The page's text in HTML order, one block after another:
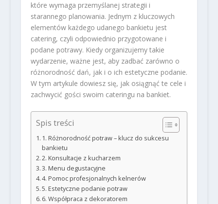
które wymaga przemyślanej strategii i
starannego planowania. Jednym z kluczowych
elementów każdego udanego bankietu jest
catering, czyli odpowiednio przygotowane i
podane potrawy. Kiedy organizujemy takie
wydarzenie, ważne jest, aby zadbać zarówno o
różnorodność dań, jak i o ich estetyczne podanie.
W tym artykule dowiesz się, jak osiągnąć te cele i
zachwycić gości swoim cateringu na bankiet.
Spis treści
1. Różnorodność potraw – klucz do sukcesu
bankietu
2. Konsultacje z kucharzem
3. Menu degustacyjne
4. Pomoc profesjonalnych kelnerów
5. Estetyczne podanie potraw
6. Współpraca z dekoratorem